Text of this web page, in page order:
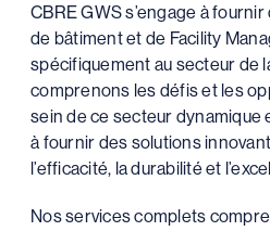
CBRE GWS s’engage à
de bâtiment et de Facility
spécifiquement au secteur de
comprenons les défis et les
sein de ce secteur dynamique
à fournir des solutions
l’efficacité, la durabilité et
Nos services complets